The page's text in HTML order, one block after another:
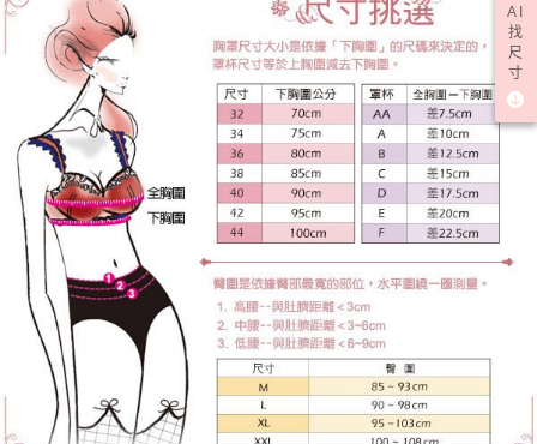
AI
找
尺
寸